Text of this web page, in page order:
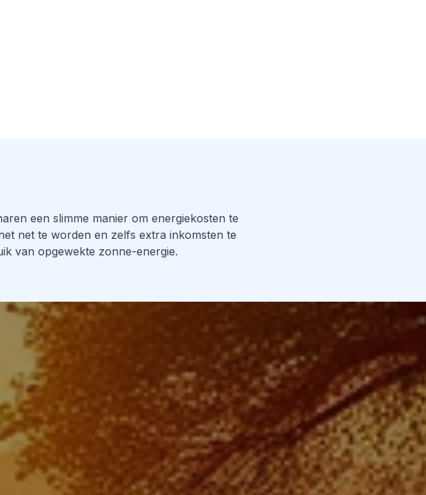
een slimme manier om energiekosten te
net te worden en zelfs extra inkomsten te
van opgewekte zonne-energie.